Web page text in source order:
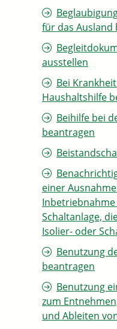
für das Ausland
ausstellen
Bei
Haushaltshilfe
Beihilfe bei
beantragen
einer
Schaltanlage,
Isolier- oder
Benutzung
beantragen
Benutzung
zum
und Ableiten